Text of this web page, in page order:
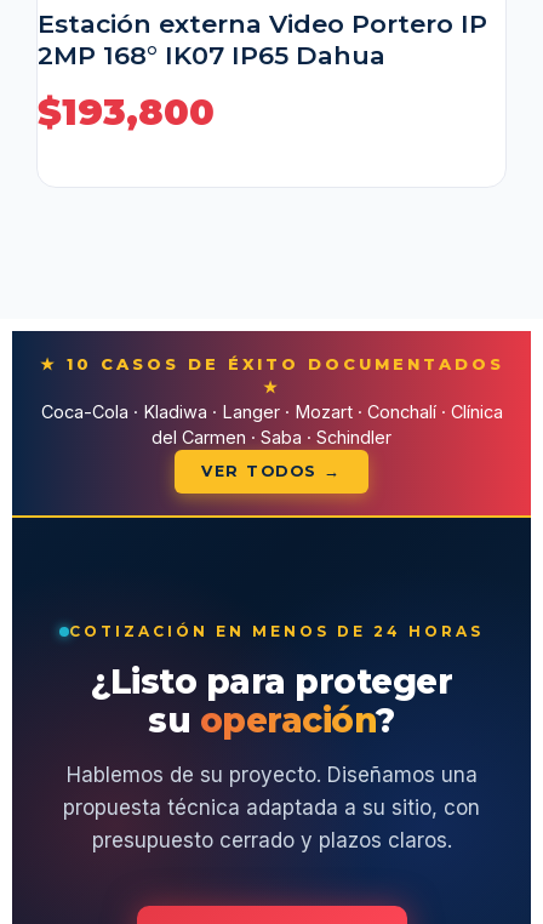
Estación externa Video Portero IP
2MP 168° IK07 IP65 Dahua
$193,800
★ 10 CASOS DE ÉXITO DOCUMENTADOS
★
Coca-Cola · Kladiwa · Langer · Mozart · Conchalí · Clínica
del Carmen · Saba · Schindler
VER TODOS →
COTIZACIÓN EN MENOS DE 24 HORAS
¿Listo para proteger
su operación?
Hablemos de su proyecto. Diseñamos una
propuesta técnica adaptada a su sitio, con
presupuesto cerrado y plazos claros.